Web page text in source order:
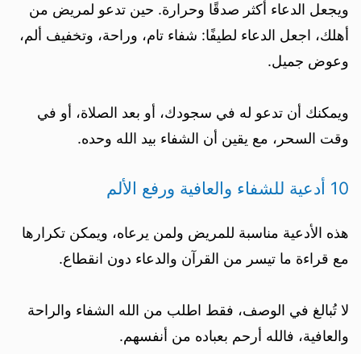
ويجعل الدعاء أكثر صدقًا وحرارة. حين تدعو لمريض من
أهلك، اجعل الدعاء لطيفًا: شفاء تام، وراحة، وتخفيف ألم،
وعوض جميل.
ويمكنك أن تدعو له في سجودك، أو بعد الصلاة، أو في
وقت السحر، مع يقين أن الشفاء بيد الله وحده.
10 أدعية للشفاء والعافية ورفع الألم
هذه الأدعية مناسبة للمريض ولمن يرعاه، ويمكن تكرارها
مع قراءة ما تيسر من القرآن والدعاء دون انقطاع.
لا تُبالغ في الوصف، فقط اطلب من الله الشفاء والراحة
والعافية، فالله أرحم بعباده من أنفسهم.